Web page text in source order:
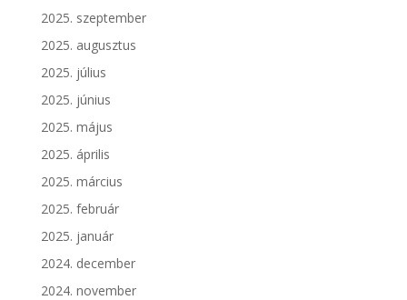
2025. szeptember
2025. augusztus
2025. július
2025. június
2025. május
2025. április
2025. március
2025. február
2025. január
2024. december
2024. november